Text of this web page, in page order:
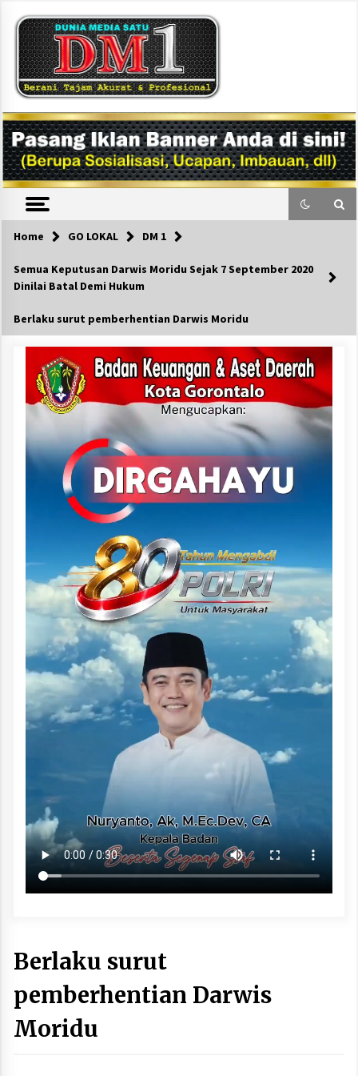
content
DM1
Home GO LOKAL DM 1
Semua Keputusan Darwis Moridu Sejak 7 September 2020
Dinilai Batal Demi Hukum
Berlaku surut pemberhentian Darwis Moridu
Berlaku surut
pemberhentian Darwis
Moridu